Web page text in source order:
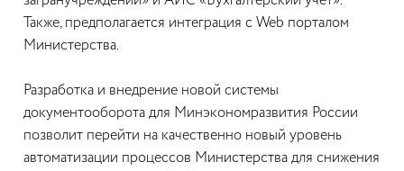
Также, предполагается интеграция с Web порталом
Министерства.
Разработка и внедрение новой системы
документооборота для Минэкономразвития России
позволит перейти на качественно новый уровень
автоматизации процессов Министерства для снижения